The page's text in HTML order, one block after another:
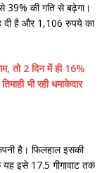
39% की गति से बढ़ेगा।
दी है और 1,106 रुपये का
तो 2 दिन में ही 16%
भी रही धमाकेदार
है। फिलहाल इसकी
यह इसे 17.5 गीगावाट तक